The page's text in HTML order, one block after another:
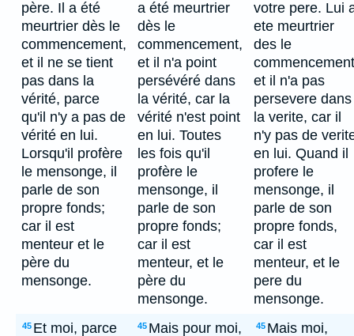
père. Il a été
meurtrier dès le
commencement,
et il ne se tient
pas dans la
vérité, parce
qu'il n'y a pas de
vérité en lui.
Lorsqu'il profère
le mensonge, il
parle de son
propre fonds;
car il est
menteur et le
père du
mensonge.
a été meurtrier
dès le
commencement,
et il n'a point
persévéré dans
la vérité, car la
vérité n'est point
en lui. Toutes
les fois qu'il
profère le
mensonge, il
parle de son
propre fonds;
car il est
menteur, et le
père du
mensonge.
votre pere. Lui
ete meurtrier
des le
et il n'a pas
persevere dans
la verite, car il
n'y pas de
en lui. Quand il
profere le
mensonge, il
parle de son
propre fonds,
car il est
menteur, et le
pere du
mensonge.
45 Et moi, parce 45 Mais pour moi, 45 Mais moi,